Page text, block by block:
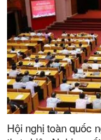
Hội nghị toàn quốc